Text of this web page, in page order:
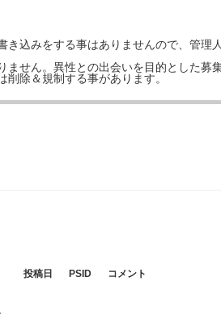
込みをする事はありませんので、管理
せん。異性との出会いを目的とした募
除＆規制する事があります。
投稿日 PSID コメント